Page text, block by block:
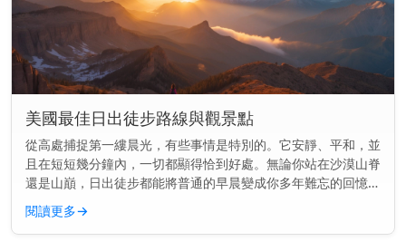
美國最佳日出徒步路線與觀景點
從高處捕捉第一縷晨光，有些事情是特別的。它安靜、平和，並
且在短短幾分鐘內，一切都顯得恰到好處。無論你站在沙漠山脊
還是山巔，日出徒步都能將普通的早晨變成你多年難忘的回憶。
快速見解： 美國最好的日出徒步結合了開闊的視野與簡單到中
等難度的步道—...
閱讀更多→